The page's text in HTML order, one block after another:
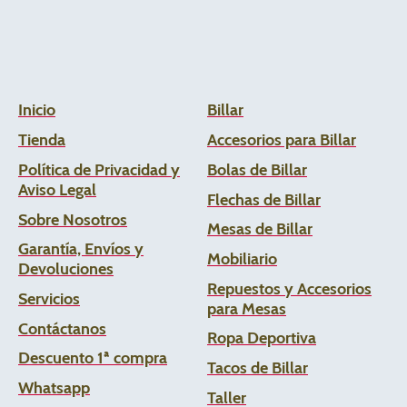
Inicio
Tienda
Política de Privacidad y
Aviso Legal
Sobre Nosotros
Garantía, Envíos y
Devoluciones
Servicios
Contáctanos
Descuento 1ª compra
Whatsapp
Billar
Accesorios para Billar
Bolas de Billar
Flechas de Billar
Mesas de Billar
Mobiliario
Repuestos y Accesorios
para Mesas
Ropa Deportiva
Tacos de Billar
Taller